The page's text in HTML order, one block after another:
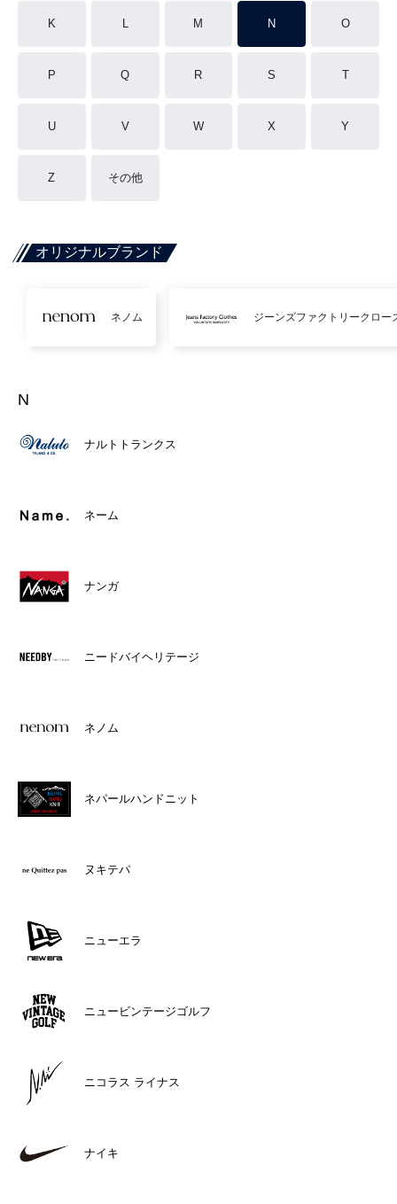
K L M N O
P Q R S T
U V W X Y
Z その他
オリジナルブランド
ネノム ジーンズファクトリークロー
N
ナルトトランクス
ネーム
ナンガ
ニードバイヘリテージ
ネノム
ネパールハンドニット
ヌキテパ
ニューエラ
ニュービンテージゴルフ
ニコラス ライナス
ナイキ